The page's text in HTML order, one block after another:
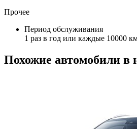
Прочее
Период обслуживания
1 раз в год или каждые 10000
Похожие автомобили в